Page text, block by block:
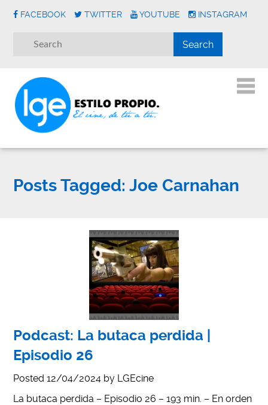
FACEBOOK TWITTER YOUTUBE INSTAGRAM
Posts Tagged: Joe Carnahan
Podcast: La butaca perdida |
Episodio 26
Posted12/04/2024 by LGEcine
La butaca perdida – Episodio 26 – 193 min. – En orden